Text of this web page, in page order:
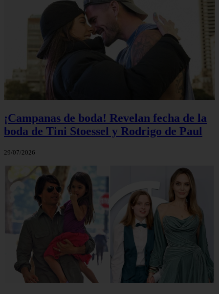
¡Campanas de boda! Revelan fecha de la
boda de Tini Stoessel y Rodrigo de Paul
29/07/2026